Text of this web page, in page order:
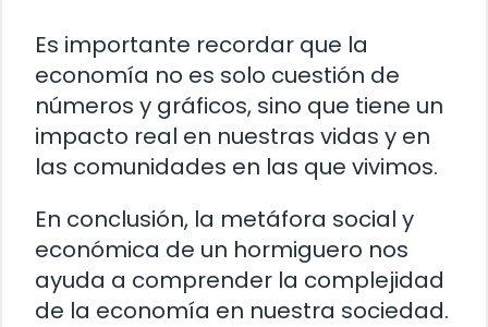
Es importante recordar que la
economía no es solo cuestión de
números y gráficos, sino que tiene un
impacto real en nuestras vidas y en
las comunidades en las que vivimos.
En conclusión, la metáfora social y
económica de un hormiguero nos
ayuda a comprender la complejidad
de la economía en nuestra sociedad.